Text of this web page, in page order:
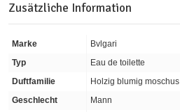
Zusätzliche Information
Marke
Bvlgari
Typ
Eau de toilette
Duftfamilie
Holzig blumig moschus
Geschlecht
Mann